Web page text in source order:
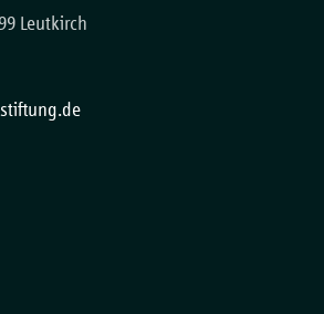
Leutkirch